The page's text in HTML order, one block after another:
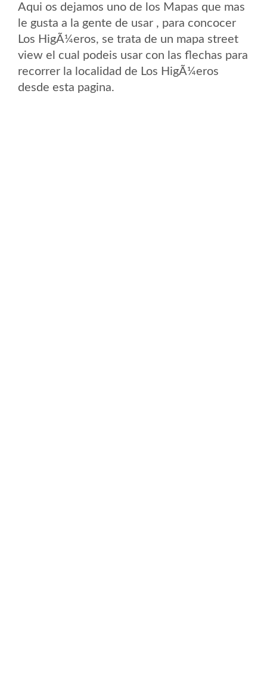
Aqui os dejamos uno de los Mapas que mas
le gusta a la gente de usar , para concocer
Los HigÃ¼eros, se trata de un mapa street
view el cual podeis usar con las flechas para
recorrer la localidad de Los HigÃ¼eros
desde esta pagina.